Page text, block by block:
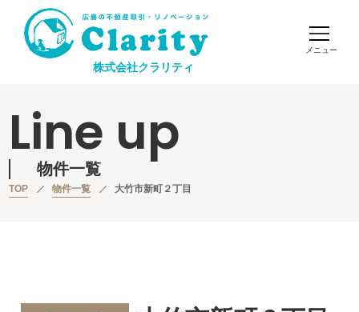
株式会社クラリティ
Line up
物件一覧
TOP 物件一覧 大竹市新町２丁目